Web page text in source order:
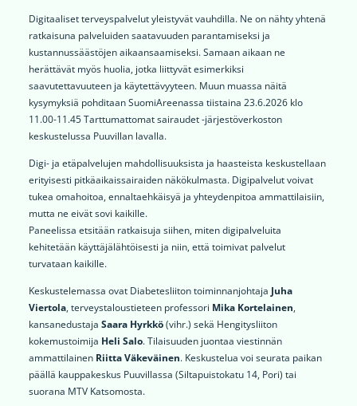
Digitaaliset terveyspalvelut yleistyvät vauhdilla. Ne on nähty yhtenä
ratkaisuna palveluiden saatavuuden parantamiseksi ja
kustannussäästöjen aikaansaamiseksi. Samaan aikaan ne
herättävät myös huolia, jotka liittyvät esimerkiksi
saavutettavuuteen ja käytettävyyteen. Muun muassa näitä
kysymyksiä pohditaan SuomiAreenassa tiistaina 23.6.2026 klo
11.00-11.45 Tarttumattomat sairaudet -järjestöverkoston
keskustelussa Puuvillan lavalla.
Digi- ja etäpalvelujen mahdollisuuksista ja haasteista keskustellaan
erityisesti pitkäaikaissairaiden näkökulmasta. Digipalvelut voivat
tukea omahoitoa, ennaltaehkäisyä ja yhteydenpitoa ammattilaisiin,
mutta ne eivät sovi kaikille.
Paneelissa etsitään ratkaisuja siihen, miten digipalveluita
kehitetään käyttäjälähtöisesti ja niin, että toimivat palvelut
turvataan kaikille.
Keskustelemassa ovat Diabetesliiton toiminnanjohtaja Juha
Viertola, terveystaloustieteen professori Mika Kortelainen,
kansanedustaja Saara Hyrkkö(vihr.) sekä Hengitysliiton
kokemustoimija Heli Salo. Tilaisuuden juontaa viestinnän
ammattilainen Riitta Väkeväinen. Keskustelua voi seurata paikan
päällä kauppakeskus Puuvillassa (Siltapuistokatu 14, Pori) tai
suorana MTV Katsomosta.